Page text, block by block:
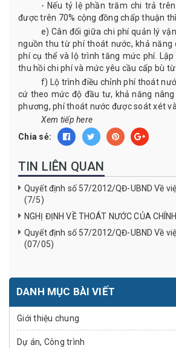
- Nếu tỷ lệ phần trăm chi trả
được trên 70% cộng đồng chấp thuận
e) Cân đối giữa chi phí quản lý
nguồn thu từ phí thoát nước, khả
phí cụ thể và lộ trình tăng mức phí.
thu hồi chi phí và mức yêu cầu cấp bù từ
f) Lộ trình điều chỉnh phí thoát
cứ theo mức độ đầu tư, khả năng
phương, phí thoát nước được soát xét
Xem tiếphere
Chia sẻ:
TIN LIÊN QUAN
Quyết định số 57/2012/QĐ-UBND Về
(7/5)
NGHỊ ĐỊNH VỀ THOÁT NƯỚC CỦA
Quyết định số 57/2012/QĐ-UBND Về
(07/05)
DANH MỤC BÀI VIẾT
Giới thiệu chung
Dự án, Công trình